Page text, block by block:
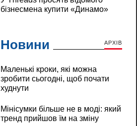
Новини АРХІВ
Маленькі кроки, які можна
зробити сьогодні, щоб почати
худнути
Мінісумки більше не в моді: який
тренд прийшов їм на зміну